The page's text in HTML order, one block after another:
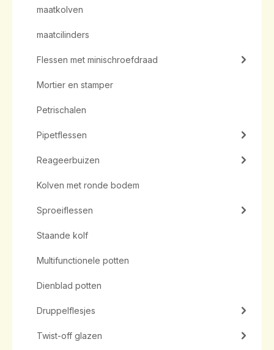
maatkolven
maatcilinders
Flessen met minischroefdraad
Mortier en stamper
Petrischalen
Pipetflessen
Reageerbuizen
Kolven met ronde bodem
Sproeiflessen
Staande kolf
Multifunctionele potten
Dienblad potten
Druppelflesjes
Twist-off glazen